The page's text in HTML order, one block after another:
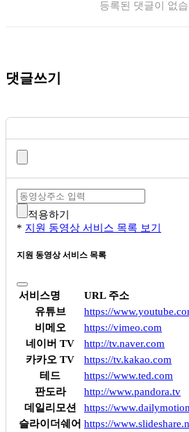
등록된 댓글이 없
댓글쓰기
적용하기
* 지원 동영상 서비스 목록 보기
지원 동영상 서비스 목록
서비스명
URL 주소
유튜브
https://
비메오
https://vimeo.com
네이버 TV
http://tv.naver.com
카카오 TV
https://tv.kakao.com
테드
https://www.ted.com
판도라
http://www.pandora.tv
데일리모션
https://
슬라이더쉐어 https://